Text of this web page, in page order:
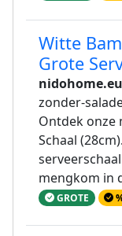
Witte
Grote
nidohome.eu
zonder-
Ontdek onze
Schaal
mengkom in
GROTE